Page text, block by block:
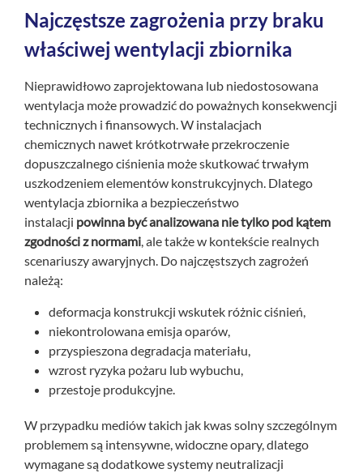
Najczęstsze zagrożenia przy braku
właściwej wentylacji zbiornika
Nieprawidłowo zaprojektowana lub niedostosowana
wentylacja może prowadzić do poważnych konsekwencji
technicznych i finansowych. W instalacjach
chemicznych nawet krótkotrwałe przekroczenie
dopuszczalnego ciśnienia może skutkować trwałym
uszkodzeniem elementów konstrukcyjnych. Dlatego
wentylacja zbiornika a bezpieczeństwo
instalacji powinna być analizowana nie tylko pod kątem
zgodności z normami, ale także w kontekście realnych
scenariuszy awaryjnych. Do najczęstszych zagrożeń
należą:
deformacja konstrukcji wskutek różnic ciśnień,
niekontrolowana emisja oparów,
przyspieszona degradacja materiału,
wzrost ryzyka pożaru lub wybuchu,
przestoje produkcyjne.
W przypadku mediów takich jak kwas solny szczególnym
problemem są intensywne, widoczne opary, dlatego
wymagane są dodatkowe systemy neutralizacji